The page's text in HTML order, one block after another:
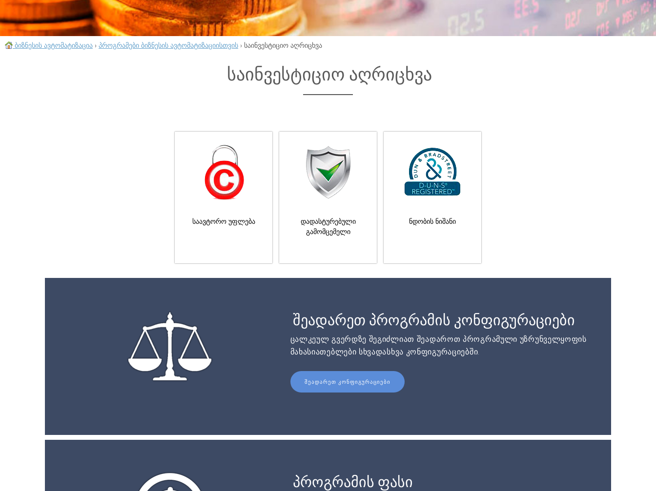
ბიზნესის ავტომატიზაცია › პროგრამები ბიზნესის ავტომატიზაციისთვის › საინვესტიციო აღრიცხვა
საინვესტიციო აღრიცხვა
საავტორო უფლება
დადასტურებული
გამომცემელი
ნდობის ნიშანი
შეადარეთ პროგრამის კონფიგურაციები
ცალკეულ გვერდზე შეგიძლიათ შეადაროთ პროგრამული უზრუნველყოფის
მახასიათებლები სხვადასხვა კონფიგურაციებში.
ᲨᲔᲐᲓᲐᲠᲔᲗ ᲙᲝᲜᲤᲘᲒᲣᲠᲐᲪᲘᲔᲑᲘ
პროგრამის ფასი